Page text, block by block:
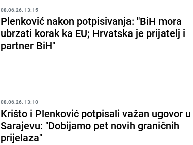
08.06.26. 13:15
Plenković nakon potpisivanja: "BiH mora
ubrzati korak ka EU; Hrvatska je prijatelj i
partner BiH"
08.06.26. 13:10
Krišto i Plenković potpisali važan ugovor u
Sarajevu: "Dobijamo pet novih graničnih
prijelaza"